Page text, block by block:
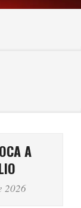
A
2026